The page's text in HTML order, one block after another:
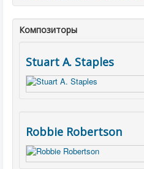
Композиторы
Stuart A. Staples
Robbie Robertson